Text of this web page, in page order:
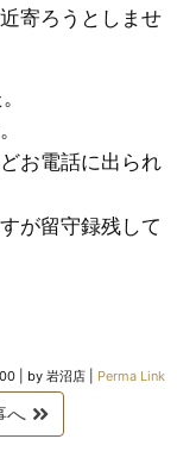
寄ろうとしませ
お電話に出られ
が留守録残して
by 岩沼店 Perma Link
へ